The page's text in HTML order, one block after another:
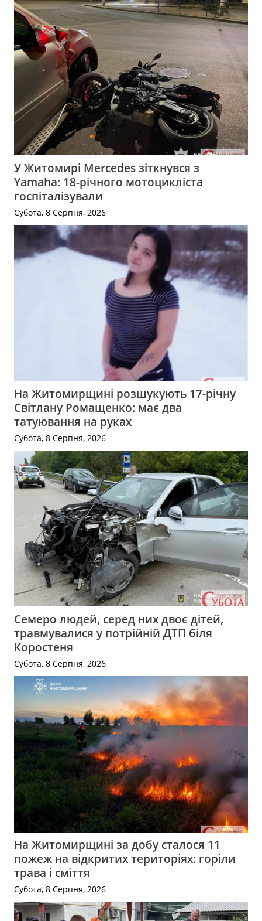
У Житомирі Mercedes зіткнувся з
Yamaha: 18-річного мотоцикліста
госпіталізували
Субота, 8 Серпня, 2026
На Житомирщині розшукують 17-річну
Світлану Ромащенко: має два
татуювання на руках
Субота, 8 Серпня, 2026
Семеро людей, серед них двоє дітей,
травмувалися у потрійній ДТП біля
Коростеня
Субота, 8 Серпня, 2026
На Житомирщині за добу сталося 11
пожеж на відкритих територіях: горіли
трава і сміття
Субота, 8 Серпня, 2026